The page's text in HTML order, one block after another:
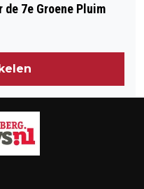
de 7e Groene Pluim